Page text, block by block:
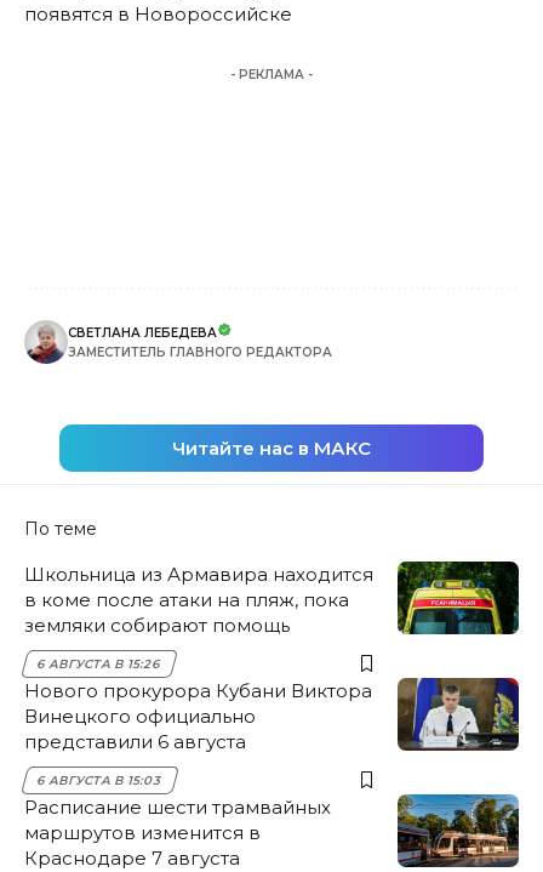
появятся в Новороссийске
- РЕКЛАМА -
СВЕТЛАНА ЛЕБЕДЕВА
ЗАМЕСТИТЕЛЬ ГЛАВНОГО РЕДАКТОРА
Читайте нас в МАКС
По теме
Школьница из Армавира находится
в коме после атаки на пляж, пока
земляки собирают помощь
6 АВГУСТА В 15:26
Нового прокурора Кубани Виктора
Винецкого официально
представили 6 августа
6 АВГУСТА В 15:03
Расписание шести трамвайных
маршрутов изменится в
Краснодаре 7 августа